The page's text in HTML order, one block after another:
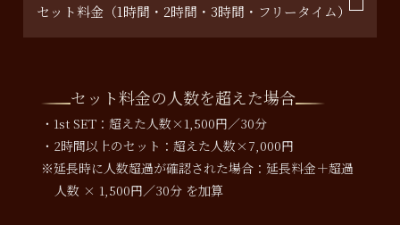
セット料金（1時間・2時間・3時間・フリータイム）
セット料金の人数を超えた場合
・1st SET：超えた人数×1,500円／30分
・2時間以上のセット：超えた人数×7,000円
※延長時に人数超過が確認された場合：延長料金＋超過
人数 × 1,500円／30分 を加算